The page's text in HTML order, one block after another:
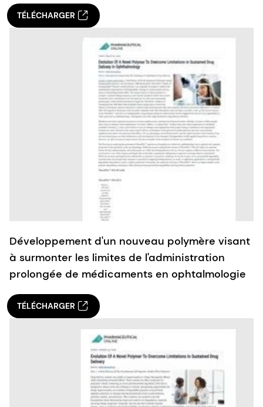
TÉLÉCHARGER
Développement d'un nouveau polymère visant
à surmonter les limites de l'administration
prolongée de médicaments en ophtalmologie
TÉLÉCHARGER